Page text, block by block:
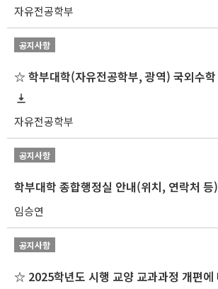
자유전공학부
공지사항
자유전공학부
공지사항
학부대학 종합행정실 안내(위치, 연락처 등)
임승연
공지사항